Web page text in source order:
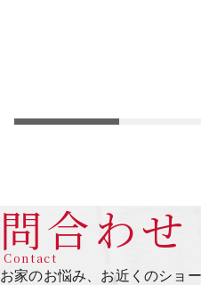
問合わせ
Contact
お家のお悩み、お近くのショ